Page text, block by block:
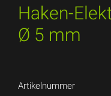
Haken-
Ø 5 mm
Artikelnummer